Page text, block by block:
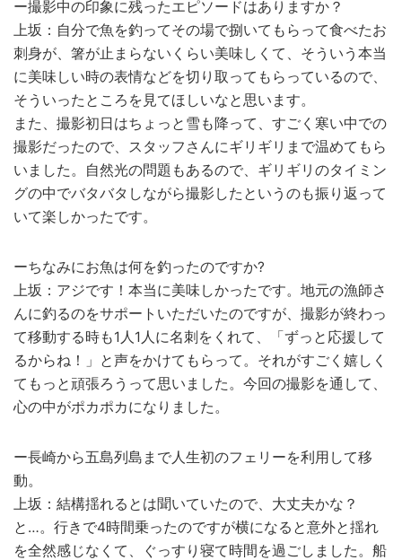
ー撮影中の印象に残ったエピソードはありますか？
上坂：自分で魚を釣ってその場で捌いてもらって食べたお
刺身が、箸が止まらないくらい美味しくて、そういう本当
に美味しい時の表情などを切り取ってもらっているので、
そういったところを見てほしいなと思います。
また、撮影初日はちょっと雪も降って、すごく寒い中での
撮影だったので、スタッフさんにギリギリまで温めてもら
いました。自然光の問題もあるので、ギリギリのタイミン
グの中でバタバタしながら撮影したというのも振り返って
いて楽しかったです。
ーちなみにお魚は何を釣ったのですか?
上坂：アジです！本当に美味しかったです。地元の漁師さ
んに釣るのをサポートいただいたのですが、撮影が終わっ
て移動する時も1人1人に名刺をくれて、「ずっと応援して
るからね！」と声をかけてもらって。それがすごく嬉しく
てもっと頑張ろうって思いました。今回の撮影を通して、
心の中がポカポカになりました。
ー長崎から五島列島まで人生初のフェリーを利用して移
動。
上坂：結構揺れるとは聞いていたので、大丈夫かな？
と…。行きで4時間乗ったのですが横になると意外と揺れ
を全然感じなくて、ぐっすり寝て時間を過ごしました。船